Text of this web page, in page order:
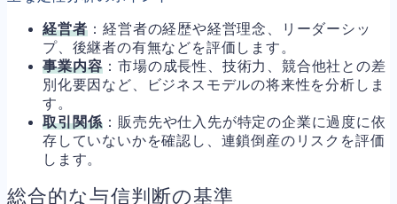
経営者 ：経営者の経歴や経営理念、リーダーシッ
プ、後継者の有無などを評価します。
事業内容 ：市場の成長性、技術力、競合他社との差
別化要因など、ビジネスモデルの将来性を分析しま
す。
取引関係 ：販売先や仕入先が特定の企業に過度に依
存していないかを確認し、連鎖倒産のリスクを評価
します。
総合的な与信判断の基準